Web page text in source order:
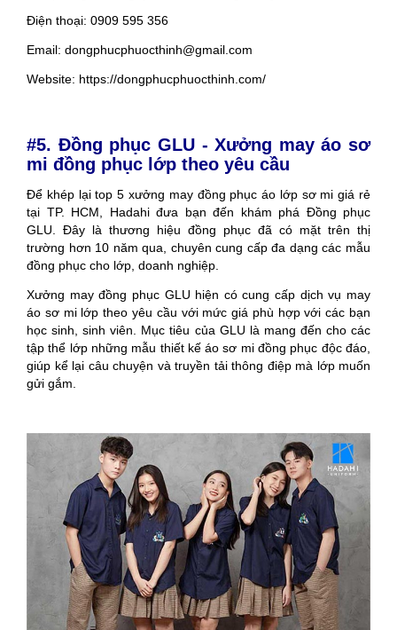
Điện thoại: 0909 595 356
Email: dongphucphuocthinh@gmail.com
Website: https://dongphucphuocthinh.com/
#5. Đồng phục GLU - Xưởng may áo sơ
mi đồng phục lớp theo yêu cầu
Để khép lại top 5 xưởng may đồng phục áo lớp sơ mi giá rẻ
tại TP. HCM, Hadahi đưa bạn đến khám phá Đồng phục
GLU. Đây là thương hiệu đồng phục đã có mặt trên thị
trường hơn 10 năm qua, chuyên cung cấp đa dạng các mẫu
đồng phục cho lớp, doanh nghiệp.
Xưởng may đồng phục GLU hiện có cung cấp dịch vụ may
áo sơ mi lớp theo yêu cầu với mức giá phù hợp với các bạn
học sinh, sinh viên. Mục tiêu của GLU là mang đến cho các
tập thể lớp những mẫu thiết kế áo sơ mi đồng phục độc đáo,
giúp kể lại câu chuyện và truyền tải thông điệp mà lớp muốn
gửi gắm.